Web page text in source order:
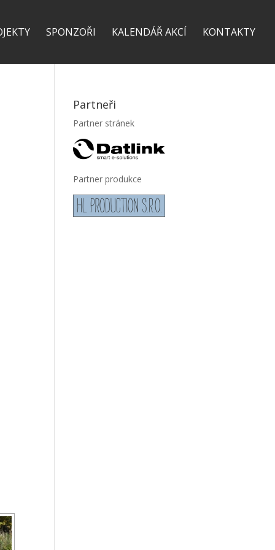
SPONZOŘI KALENDÁŘ AKCÍ KONTAKTY
Partneři
Partner stránek
Partner produkce